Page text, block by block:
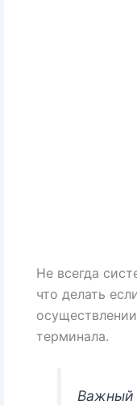
Не всегда
что делать
терминала.
Важный